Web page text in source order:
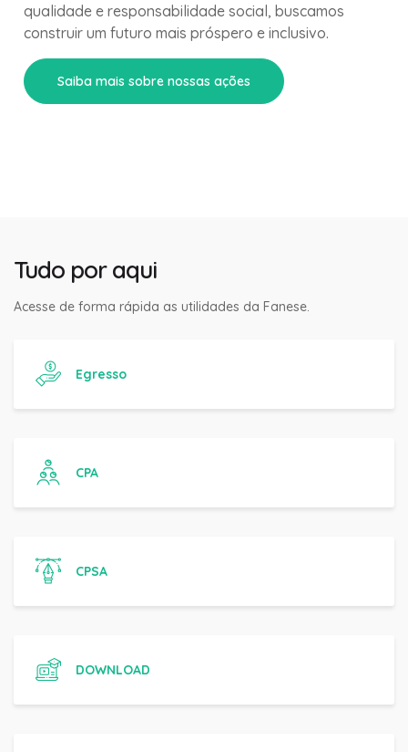
qualidade e responsabilidade social, buscamos
construir um futuro mais próspero e inclusivo.
Saiba mais sobre nossas ações
Tudo por aqui
Acesse de forma rápida as utilidades da Fanese.
Egresso
CPA
CPSA
DOWNLOAD